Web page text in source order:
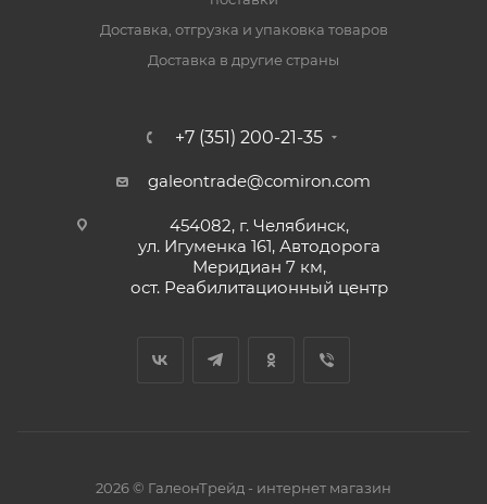
Доставка, отгрузка и упаковка товаров
Доставка в другие страны
+7 (351) 200-21-35
galeontrade@comiron.com
454082, г. Челябинск,
ул. Игуменка 161, Автодорога
Меридиан 7 км,
ост. Реабилитационный центр
2026 © ГалеонТрейд - интернет магазин